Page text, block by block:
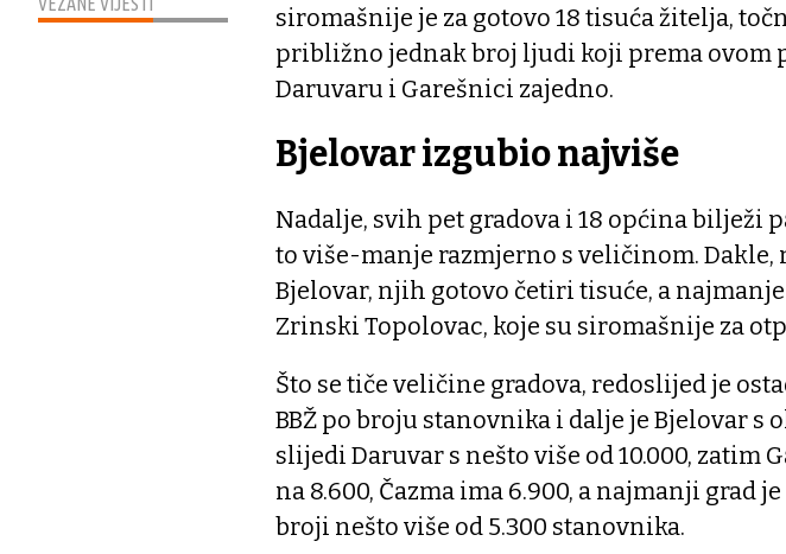
siromašnije je za gotovo 18 tisuća žitelja,
približno jednak broj ljudi koji prema ovom
Daruvaru i Garešnici zajedno.
Bjelovar izgubio najviše
Nadalje, svih pet gradova i 18 općina bilježi
to više-manje razmjerno s veličinom.
Bjelovar, njih gotovo četiri tisuće, a
Zrinski Topolovac, koje su siromašnije za
Što se tiče veličine gradova, redoslijed je
BBŽ po broju stanovnika i dalje je Bjelovar s
slijedi Daruvar s nešto više od 10.000, zatim
na 8.600, Čazma ima 6.900, a najmanji grad
broji nešto više od 5.300 stanovnika.